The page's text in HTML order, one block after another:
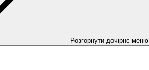
Розгорнути дочірнє меню